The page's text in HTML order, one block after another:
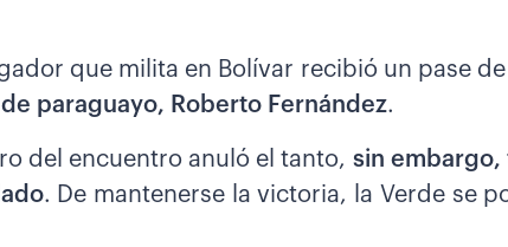
que milita en Bolívar recibió un pase
paraguayo, Roberto Fernández.
del encuentro anuló el tanto, sin embargo,
. De mantenerse la victoria, la Verde se